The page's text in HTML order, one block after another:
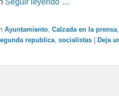
Ayuntamiento Calzada en la prensa
republica socialistas | Deja